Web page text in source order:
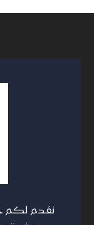
نقدم لكم